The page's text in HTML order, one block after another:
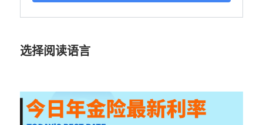
选择阅读语言